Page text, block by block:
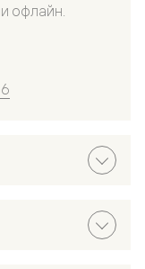
офлайн.